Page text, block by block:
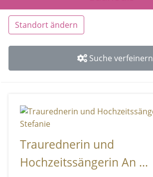
Standort ändern
Suche verfeinern
Traurednerin und
Hochzeitssängerin An ...